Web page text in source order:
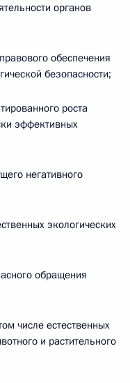
органов
обеспечения
безопасности;
роста
эффективных
негативного
экологических
обращения
числе естественных
и растительного